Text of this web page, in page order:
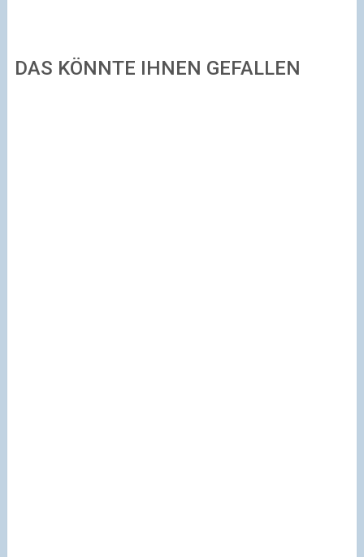
DAS KÖNNTE IHNEN GEFALLEN